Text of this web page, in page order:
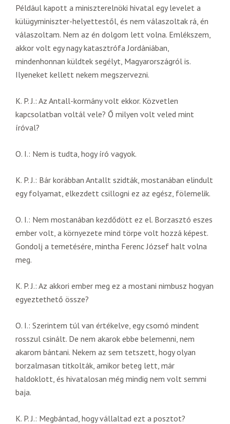
Például kapott a miniszterelnöki hivatal egy levelet a
külügyminiszter-helyettestől, és nem válaszoltak rá, én
válaszoltam. Nem az én dolgom lett volna. Emlékszem,
akkor volt egy nagy katasztrófa Jordániában,
mindenhonnan küldtek segélyt, Magyarországról is.
Ilyeneket kellett nekem megszervezni.
K. P. J.: Az Antall-kormány volt ekkor. Közvetlen
kapcsolatban voltál vele? Ő milyen volt veled mint
íróval?
O. I.: Nem is tudta, hogy író vagyok.
K. P. J.: Bár korábban Antallt szidták, mostanában elindult
egy folyamat, elkezdett csillogni ez az egész, fölemelik.
O. I.: Nem mostanában kezdődött ez el. Borzasztó eszes
ember volt, a környezete mind törpe volt hozzá képest.
Gondolj a temetésére, mintha Ferenc József halt volna
meg.
K. P. J.: Az akkori ember meg ez a mostani nimbusz hogyan
egyeztethető össze?
O. I.: Szerintem túl van értékelve, egy csomó mindent
rosszul csinált. De nem akarok ebbe belemenni, nem
akarom bántani. Nekem az sem tetszett, hogy olyan
borzalmasan titkolták, amikor beteg lett, már
haldoklott, és hivatalosan még mindig nem volt semmi
baja.
K. P. J.: Megbántad, hogy vállaltad ezt a posztot?